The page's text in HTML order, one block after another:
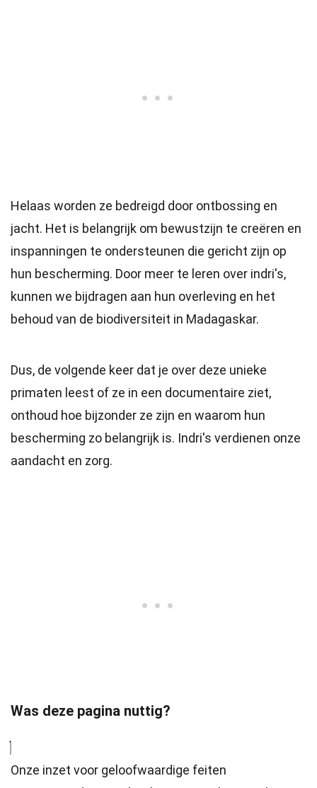
Helaas worden ze bedreigd door ontbossing en
jacht. Het is belangrijk om bewustzijn te creëren en
inspanningen te ondersteunen die gericht zijn op
hun bescherming. Door meer te leren over indri's,
kunnen we bijdragen aan hun overleving en het
behoud van de biodiversiteit in Madagaskar.
Dus, de volgende keer dat je over deze unieke
primaten leest of ze in een documentaire ziet,
onthoud hoe bijzonder ze zijn en waarom hun
bescherming zo belangrijk is. Indri's verdienen onze
aandacht en zorg.
Was deze pagina nuttig?
Onze inzet voor geloofwaardige feiten